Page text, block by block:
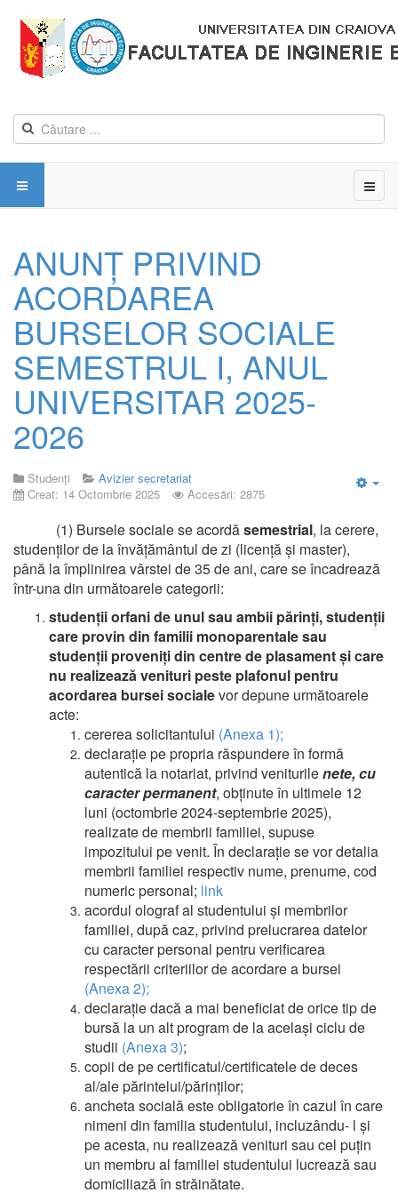
ANUNŢ PRIVIND
ACORDAREA
BURSELOR SOCIALE
SEMESTRUL I, ANUL
UNIVERSITAR 2025-
2026
Studenți
Avizier secretariat
Creat: 14 Octombrie 2025
Accesări: 2875
(1) Bursele sociale se acordăsemestrial, la cerere,
studenţilor de la învăţământul de zi (licenţă şi master),
până la împlinirea vârstei de 35 de ani, care se încadrează
într-una din următoarele categorii:
studenţii orfani de unul sau ambii părinţi, studenţii
care provin din familii monoparentale sau
studenţii proveniţi din centre de plasament şi care
nu realizează venituri peste plafonul pentru
acordarea bursei socialevor depune următoarele
acte:
cererea solicitantului (Anexa 1);
declaraţie pe propria răspundere în formă
autentică la notariat, privind veniturilenete, cu
caracter permanent, obţinute în ultimele 12
luni (octombrie 2024-septembrie 2025),
realizate de membrii familiei, supuse
impozitului pe venit. În declarație se vor detalia
membrii familiei respectiv nume, prenume, cod
numeric personal; link
acordul olograf al studentului şi membrilor
familiei, după caz, privind prelucrarea datelor
cu caracter personal pentru verificarea
respectării criteriilor de acordare a bursei
(Anexa 2);
declarație dacă a mai beneficiat de orice tip de
bursă la un alt program de la același ciclu de
studii (Anexa 3);
copii de pe certificatul/certificatele de deces
al/ale părintelui/părinţilor;
ancheta socială este obligatorie în cazul în care
nimeni din familia studentului, incluzându- l și
pe acesta, nu realizează venituri sau cel puțin
un membru al familiei studentului lucrează sau
domiciliază în străinătate.